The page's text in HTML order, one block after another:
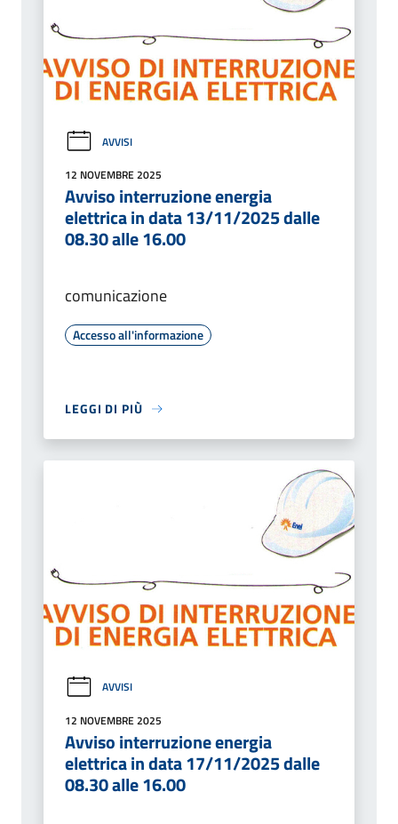
AVVISI
12 NOVEMBRE 2025
Avviso interruzione energia
elettrica in data 13/11/2025 dalle
08.30 alle 16.00
comunicazione
Accesso all'informazione
LEGGI DI PIÙ
AVVISI
12 NOVEMBRE 2025
Avviso interruzione energia
elettrica in data 17/11/2025 dalle
08.30 alle 16.00